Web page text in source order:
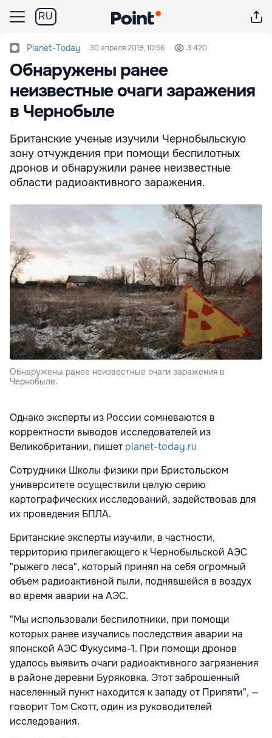
RU
Planet-Today 30 апреля 2019, 10:56 3 420
Обнаружены ранее
неизвестные очаги заражения
в Чернобыле
Британские ученые изучили Чернобыльскую
зону отчуждения при помощи беспилотных
дронов и обнаружили ранее неизвестные
области радиоактивного заражения.
Обнаружены ранее неизвестные очаги заражения в
Чернобыле.
Однако эксперты из России сомневаются в
корректности выводов исследователей из
Великобритании, пишетplanet-today.ru
Сотрудники Школы физики при Бристольском
университете осуществили целую серию
картографических исследований, задействовав для
их проведения БПЛА.
Британские эксперты изучили, в частности,
территорию прилегающего к Чернобыльской АЭС
"рыжего леса", который принял на себя огромный
объем радиоактивной пыли, поднявшейся в воздух
во время аварии на АЭС.
"Мы использовали беспилотники, при помощи
которых ранее изучались последствия аварии на
японской АЭС Фукусима-1. При помощи дронов
удалось выявить очаги радиоактивного загрязнения
в районе деревни Буряковка. Этот заброшенный
населенный пункт находится к западу от Припяти", —
говорит Том Скотт, один из руководителей
исследования.